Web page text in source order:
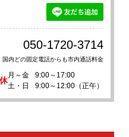
050-1720-3714
国内どの固定電話からも市内通話料金
月～金
9:00～17:00
土・日
9:00～12:00（正午）